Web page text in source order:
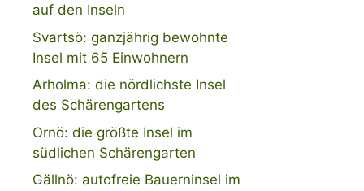
auf den Inseln
Svartsö: ganzjährig bewohnte
Insel mit 65 Einwohnern
Arholma: die nördlichste Insel
des Schärengartens
Ornö: die größte Insel im
südlichen Schärengarten
Gällnö: autofreie Bauerninsel im